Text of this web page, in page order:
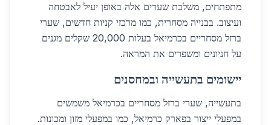
מתפתחים, משלבת שערים אלה באופן יעיל לאבטחה
ועיצוב. בבנייה מסחרית, כמו מרכזי קניות חדשים, שערי
ברזל מסחריים בכרמיאל בעלות 20,000 שקלים מגנים
על חניונים ומשפרים את המראה.
יישומים בתעשייה ובמחסנים
בתעשייה, שערי ברזל מסחריים בכרמיאל משמשים
במפעלי ייצור בפארק כרמיאל, כמו במפעלי מזון ומכונות.